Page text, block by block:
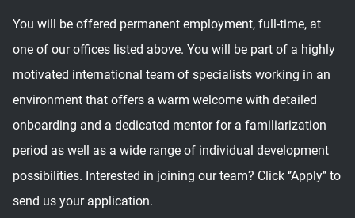
You will be offered permanent employment, full-time, at
one of our offices listed above. You will be part of a highly
motivated international team of specialists working in an
environment that offers a warm welcome with detailed
onboarding and a dedicated mentor for a familiarization
period as well as a wide range of individual development
possibilities. Interested in joining our team? Click ‘’Apply’’ to
send us your application.